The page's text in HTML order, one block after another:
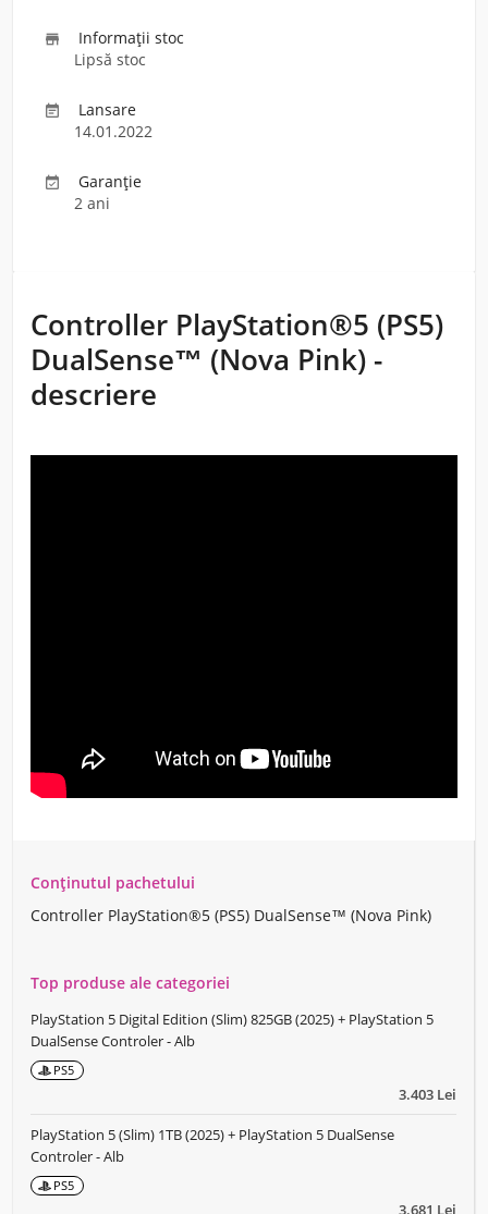

Informaţii stoc
Lipsă stoc

Lansare
14.01.2022

Garanție
2 ani
Controller PlayStation®5 (PS5)
DualSense™ (Nova Pink) -
descriere
Conținutul pachetului
Controller PlayStation®5 (PS5) DualSense™ (Nova Pink)
Top produse ale categoriei
3.403 Lei
PlayStation 5 Digital Edition (Slim) 825GB (2025) + PlayStation 5
DualSense Controler - Alb
PS5
3.681 Lei
PlayStation 5 (Slim) 1TB (2025) + PlayStation 5 DualSense
Controler - Alb
PS5